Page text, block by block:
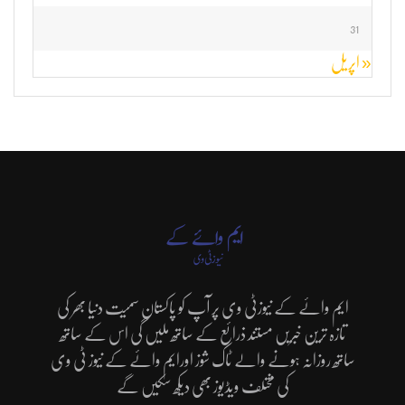
31
« اپریل
ایم وائے کے نیوزٹی وی پر آپ کو پاکستان سمیت دنیا بھر کی
تازہ ترین خبریں مستند ذرائع کے ساتھ ملیں گی اس کے ساتھ
ساتھ روزانہ ہونے والے ٹاک شوز اورایم وائے کے نیوز ٹی وی
کی مختلف ویڈیوز بھی دیکھ سکیں گے